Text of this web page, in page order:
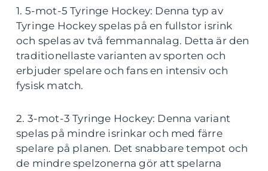
1. 5-mot-5 Tyringe Hockey: Denna typ av
Tyringe Hockey spelas på en fullstor isrink
och spelas av två femmannalag. Detta är den
traditionellaste varianten av sporten och
erbjuder spelare och fans en intensiv och
fysisk match.
2. 3-mot-3 Tyringe Hockey: Denna variant
spelas på mindre isrinkar och med färre
spelare på planen. Det snabbare tempot och
de mindre spelzonerna gör att spelarna